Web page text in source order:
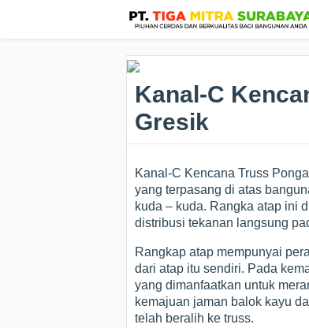
Kanal-C
Gresik
Kanal-C Kencana Truss
yang terpasang di atas
kuda – kuda. Rangka atap ini
distribusi tekanan langsung
Rangkap atap mempunyai
dari atap itu sendiri. Pada
yang dimanfaatkan untuk
kemajuan jaman balok kayu
telah beralih ke truss.